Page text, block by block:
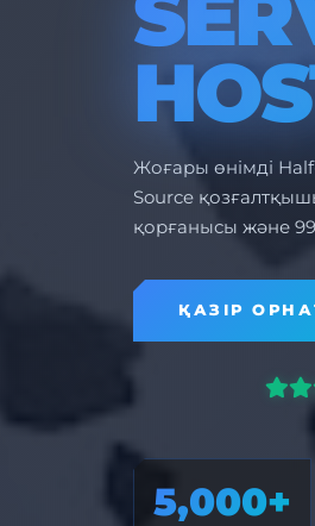
Жоғары өнімді
Source
қорғанысы және
ҚАЗІР
5,000+